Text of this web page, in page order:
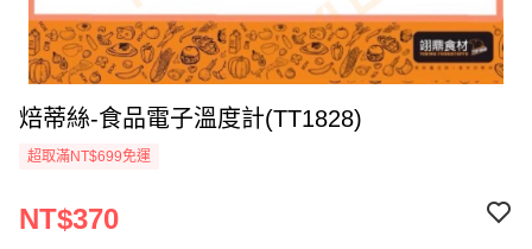
焙蒂絲-食品電子溫度計(TT1828)
超取滿NT$699免運
NT$370